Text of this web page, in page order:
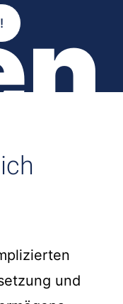
und